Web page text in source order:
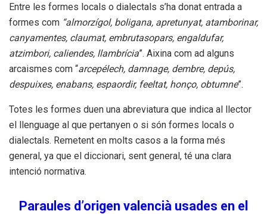
Entre les formes locals o dialectals s’ha donat entrada a
formes com “almorzígol, boligana, apretunyat, atamborinar,
canyamentes, claumat, embrutasopars, engaldufar,
atzimbori, caliendes, llambrícia”. Aixina com ad alguns
arcaismes com “arcepélech, damnage, dembre, depús,
despuixes, enabans, espaordir, feeltat, honço, obtumne”.
Totes les formes duen una abreviatura que indica al llector
el llenguage al que pertanyen o si són formes locals o
dialectals. Remetent en molts casos a la forma més
general, ya que el diccionari, sent general, té una clara
intenció normativa.
Paraules d’origen valencià usades en el